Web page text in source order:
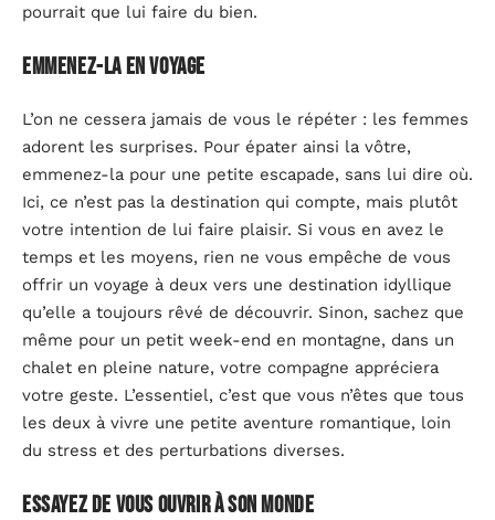
pourrait que lui faire du bien.
Emmenez-la en voyage
L’on ne cessera jamais de vous le répéter : les femmes
adorent les surprises. Pour épater ainsi la vôtre,
emmenez-la pour une petite escapade, sans lui dire où.
Ici, ce n’est pas la destination qui compte, mais plutôt
votre intention de lui faire plaisir. Si vous en avez le
temps et les moyens, rien ne vous empêche de vous
offrir un voyage à deux vers une destination idyllique
qu’elle a toujours rêvé de découvrir. Sinon, sachez que
même pour un petit week-end en montagne, dans un
chalet en pleine nature, votre compagne appréciera
votre geste. L’essentiel, c’est que vous n’êtes que tous
les deux à vivre une petite aventure romantique, loin
du stress et des perturbations diverses.
Essayez de vous ouvrir à son monde